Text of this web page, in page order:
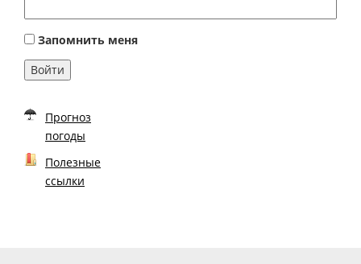
Запомнить меня
Войти
Прогноз
погоды
Полезные
ссылки